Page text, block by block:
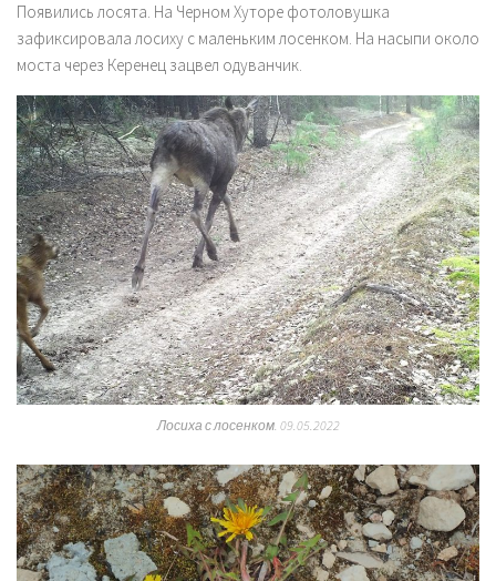
Появились лосята. На Черном Хуторе фотоловушка
зафиксировала лосиху с маленьким лосенком. На насыпи около
моста через Керенец зацвел одуванчик.
Лосиха с лосенком. 09.05.2022